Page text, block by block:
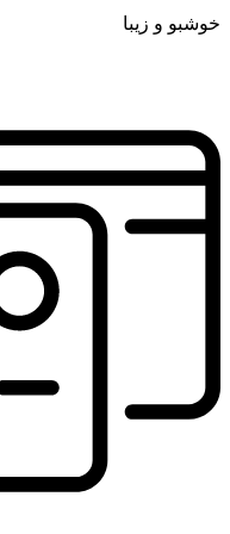
خوشبو و زیبا